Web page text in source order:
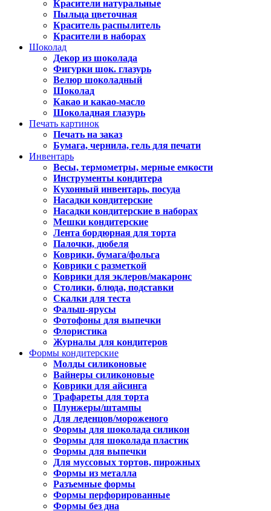
Красители натуральные
Пыльца цветочная
Краситель распылитель
Красители в наборах
Шоколад
Декор из шоколада
Фигурки шок. глазурь
Велюр шоколадный
Шоколад
Какао и какао-масло
Шоколадная глазурь
Печать картинок
Печать на заказ
Бумага, чернила, гель для печати
Инвентарь
Весы, термометры, мерные емкости
Инструменты кондитера
Кухонный инвентарь, посуда
Насадки кондитерские
Насадки кондитерские в наборах
Мешки кондитерские
Лента бордюрная для торта
Палочки, дюбеля
Коврики, бумага/фольга
Коврики с разметкой
Коврики для эклеров/макаронс
Столики, блюда, подставки
Скалки для теста
Фальш-ярусы
Фотофоны для выпечки
Флористика
Журналы для кондитеров
Формы кондитерские
Молды силиконовые
Вайнеры силиконовые
Коврики для айсинга
Трафареты для торта
Плунжеры/штампы
Для леденцов/мороженого
Формы для шоколада силикон
Формы для шоколада пластик
Формы для выпечки
Для муссовых тортов, пирожных
Формы из металла
Разъемные формы
Формы перфорированные
Формы без дна